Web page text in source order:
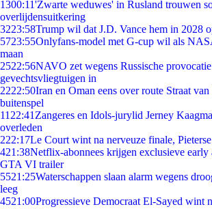
1300:11'Zwarte weduwes' in Rusland trouwen
overlijdensuitkering
3223:58Trump wil dat J.D. Vance hem in 2028
5723:55Onlyfans-model met G-cup wil als
maan
2522:56NAVO zet wegens Russische
gevechtsvliegtuigen in
2222:50Iran en Oman eens over route Straat
buitenspel
11 22:41 Zangeres en Idols-jurylid Jerney
overleden
222:17Le Court wint na nerveuze finale,
421:38Netflix-abonnees krijgen exclusieve early
GTA VI trailer
5521:25Waterschappen slaan alarm wegens
leeg
4521:00Progressieve Democraat El-Sayed wint